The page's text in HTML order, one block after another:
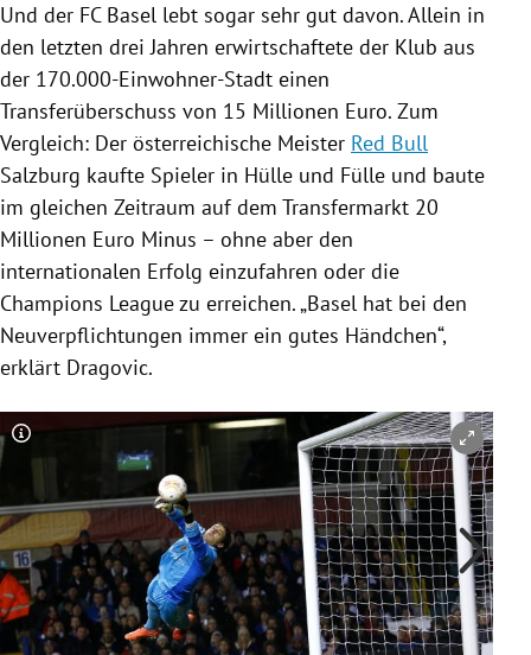
Und der FC Basel lebt sogar sehr gut davon. Allein in
den letzten drei Jahren erwirtschaftete der Klub aus
der 170.000-Einwohner-Stadt einen
Transferüberschuss von 15 Millionen Euro. Zum
Vergleich: Der österreichische Meister Red Bull
Salzburg kaufte Spieler in Hülle und Fülle und baute
im gleichen Zeitraum auf dem Transfermarkt 20
Millionen Euro Minus – ohne aber den
internationalen Erfolg einzufahren oder die
Champions Leaguezu erreichen. „Basel hat bei den
Neuverpflichtungen immer ein gutes Händchen“,
erklärt Dragovic.
Copyright-Hinweis öffnen/schließen